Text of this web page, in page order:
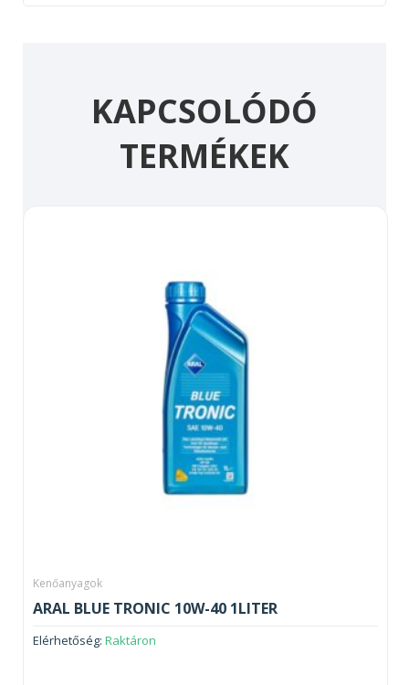
KAPCSOLÓDÓ
TERMÉKEK
Kenőanyagok
ARAL BLUE TRONIC 10W-40 1LITER
Elérhetőség: Raktáron